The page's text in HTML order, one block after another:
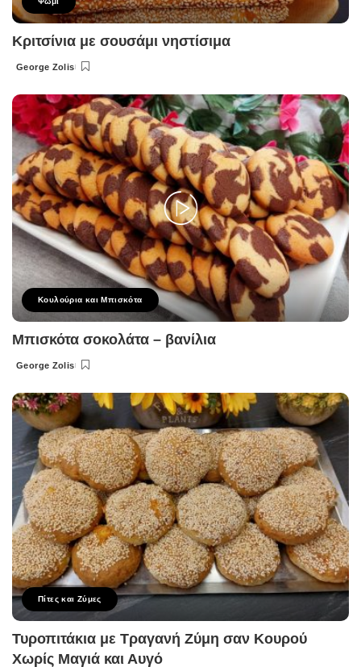
Κριτσίνια με σουσάμι νηστίσιμα
Posted
George Zolis
Κουλούρια και Μπισκότα
Μπισκότα σοκολάτα – βανίλια
Posted
George Zolis
Πίτες και Ζύμες
Τυροπιτάκια με Τραγανή Ζύμη σαν Κουρού
Χωρίς Μαγιά και Αυγό